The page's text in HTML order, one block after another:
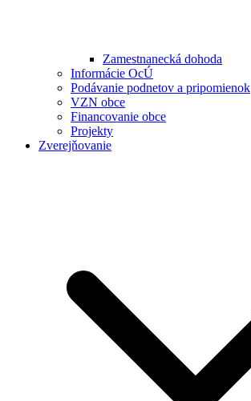
Zamestnanecká dohoda
Informácie OcÚ
Podávanie podnetov a pripomienok
VZN obce
Financovanie obce
Projekty
Zverejňovanie